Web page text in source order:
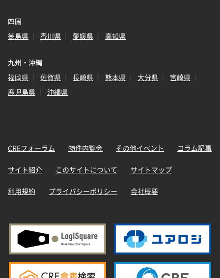
四国
徳島県
香川県 愛媛県 高知県
九州・沖縄
福岡県
佐賀県 長崎県 熊本県 大分県
宮崎県
鹿児島県
沖縄県
CREフォーラム 物件内覧会 その他イベント コラム記事
サイト紹介 このサイトについて サイトマップ
利用規約 プライバシーポリシー 会社概要